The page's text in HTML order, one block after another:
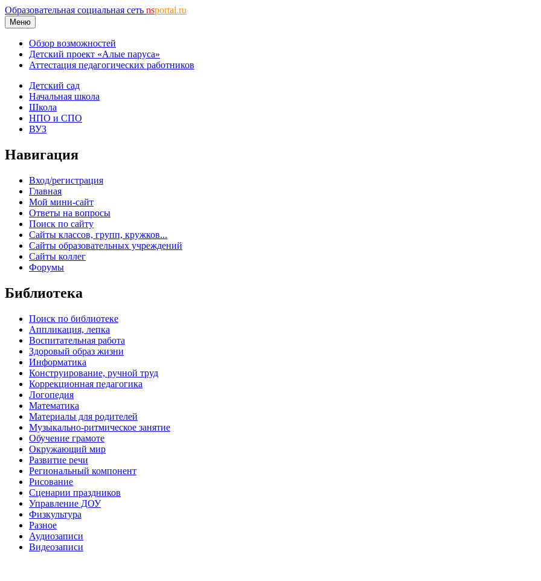
Образовательная социальная сеть nsportal.ru
Меню
Обзор возможностей
Детский проект «Алые паруса»
Аттестация педагогических работников
Детский сад
Начальная школа
Школа
НПО и СПО
ВУЗ
Навигация
Вход/регистрация
Главная
Мой мини-сайт
Ответы на вопросы
Поиск по сайту
Сайты классов, групп, кружков...
Сайты образовательных учреждений
Сайты коллег
Форумы
Библиотека
Поиск по библиотеке
Аппликация, лепка
Воспитательная работа
Здоровый образ жизни
Информатика
Конструирование, ручной труд
Коррекционная педагогика
Логопедия
Математика
Материалы для родителей
Музыкально-ритмическое занятие
Обучение грамоте
Окружающий мир
Развитие речи
Региональный компонент
Рисование
Сценарии праздников
Управление ДОУ
Физкультура
Разное
Аудиозаписи
Видеозаписи